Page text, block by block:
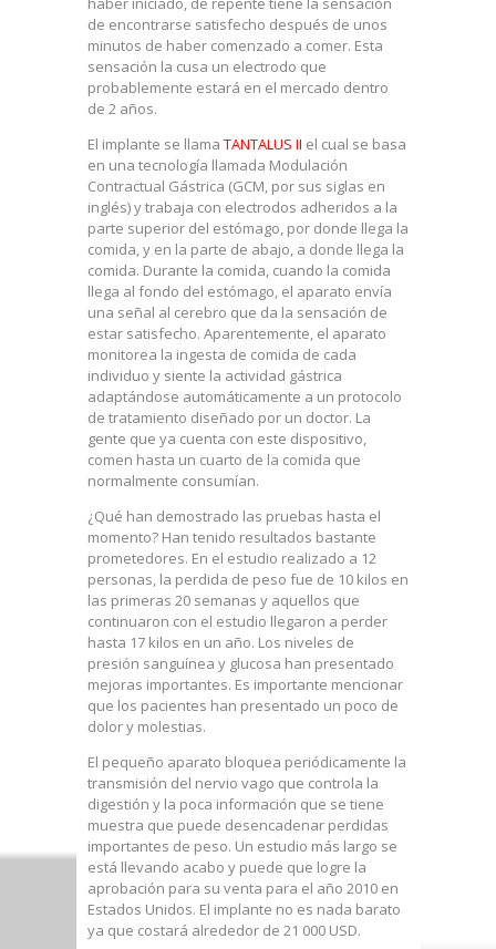
de encontrarse satisfecho después de unos
minutos de haber comenzado a comer. Esta
sensación la cusa un electrodo que
probablemente estará en el mercado dentro
de 2 años.
El implante se llama TANTALUS II el cual se basa
en una tecnología llamada Modulación
Contractual Gástrica (GCM, por sus siglas en
inglés) y trabaja con electrodos adheridos a la
parte superior del estómago, por donde llega la
comida, y en la parte de abajo, a donde llega la
comida. Durante la comida, cuando la comida
llega al fondo del estómago, el aparato envía
una señal al cerebro que da la sensación de
estar satisfecho. Aparentemente, el aparato
monitorea la ingesta de comida de cada
individuo y siente la actividad gástrica
adaptándose automáticamente a un protocolo
de tratamiento diseñado por un doctor. La
gente que ya cuenta con este dispositivo,
comen hasta un cuarto de la comida que
normalmente consumían.
¿Qué han demostrado las pruebas hasta el
momento? Han tenido resultados bastante
prometedores. En el estudio realizado a 12
personas, la perdida de peso fue de 10 kilos en
las primeras 20 semanas y aquellos que
continuaron con el estudio llegaron a perder
hasta 17 kilos en un año. Los niveles de
presión sanguínea y glucosa han presentado
mejoras importantes. Es importante mencionar
que los pacientes han presentado un poco de
dolor y molestias.
El pequeño aparato bloquea periódicamente la
transmisión del nervio vago que controla la
digestión y la poca información que se tiene
muestra que puede desencadenar perdidas
importantes de peso. Un estudio más largo se
está llevando acabo y puede que logre la
aprobación para su venta para el año 2010 en
Estados Unidos. El implante no es nada barato
ya que costará alrededor de 21 000 USD.